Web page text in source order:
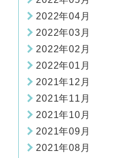
2022年04月
2022年03月
2022年02月
2022年01月
2021年12月
2021年11月
2021年10月
2021年09月
2021年08月